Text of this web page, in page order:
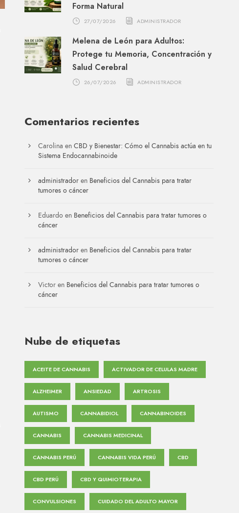
Forma Natural
27/07/2026 ADMINISTRADOR
Melena de León para Adultos:
Protege tu Memoria, Concentración y
Salud Cerebral
26/07/2026 ADMINISTRADOR
Comentarios recientes
Carolina enCBD y Bienestar: Cómo el Cannabis actúa en tu
Sistema Endocannabinoide
administrador en Beneficios del Cannabis para tratar
tumores o cáncer
Eduardo en Beneficios del Cannabis para tratar tumores o
cáncer
administrador en Beneficios del Cannabis para tratar
tumores o cáncer
Victor en Beneficios del Cannabis para tratar tumores o
cáncer
Nube de etiquetas
ACEITE DE CANNABIS ACTIVADOR DE CELULAS MADRE
ALZHEIMER ANSIEDAD ARTROSIS
AUTISMO CANNABIDIOL CANNABINOIDES
CANNABIS CANNABIS MEDICINAL
CANNABIS PERÚ CANNABIS VIDA PERÚ CBD
CBD PERÚ CBD Y QUIMIOTERAPIA
CONVULSIONES CUIDADO DEL ADULTO MAYOR